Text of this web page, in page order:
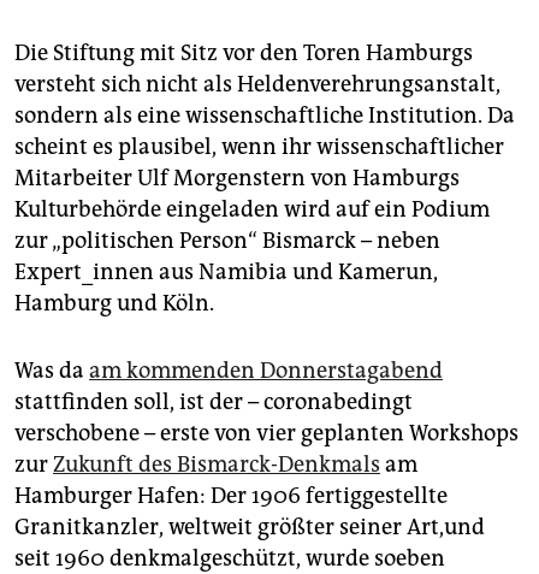
Die Stiftung mit Sitz vor den Toren Hamburgs
versteht sich nicht als Heldenverehrungsanstalt,
sondern als eine wissenschaftliche Institution. Da
scheint es plausibel, wenn ihr wissenschaftlicher
Mitarbeiter Ulf Morgenstern von Hamburgs
Kulturbehörde eingeladen wird auf ein Podium
zur „politischen Person“ Bismarck – neben
Expert_innen aus Namibia und Kamerun,
Hamburg und Köln.
Was da am kommenden Donnerstagabend
stattfinden soll, ist der – coronabedingt
verschobene – erste von vier geplanten Workshops
zurZukunft des Bismarck-Denkmals am
Hamburger Hafen: Der 1906 fertiggestellte
Granitkanzler, weltweit größter seiner Art,und
seit 1960 denkmalgeschützt, wurde soeben